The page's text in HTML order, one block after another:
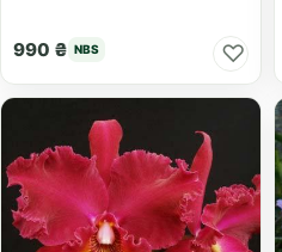
990 ₴ NBS ♡